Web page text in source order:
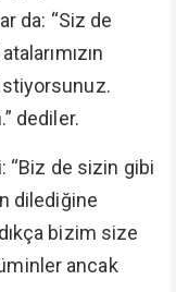
da: “Siz de
istiyorsunuz.
dediler.
“Biz de sizin gibi
dilediğine
bizim size
ancak